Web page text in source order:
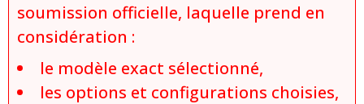
soumission officielle, laquelle prend en
considération :
le modèle exact sélectionné,
les options et configurations choisies,